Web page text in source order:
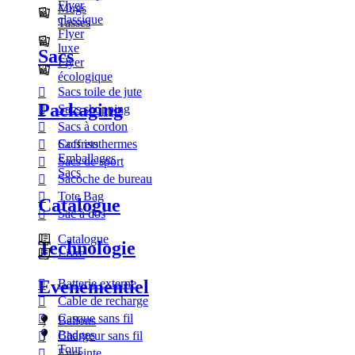
Flyer
classique
Flyer
luxe
Flyer
écologique
Packaging
Coffrets
Emballages
Sacs
Catalogue
Catalogue
Livre
Evenementiel
Ballons
Badges
Tour
Mugs
Tasses
Sacs
Sacs toile de jute
Sacs shopping
Sacs à cordon
Sacs isothermes
Sacs de sport
Sacoche de bureau
Tote Bag
Sac à dos
Technologie
Batterie externe
Cable de recharge
Casque sans fil
Chargeur sans fil